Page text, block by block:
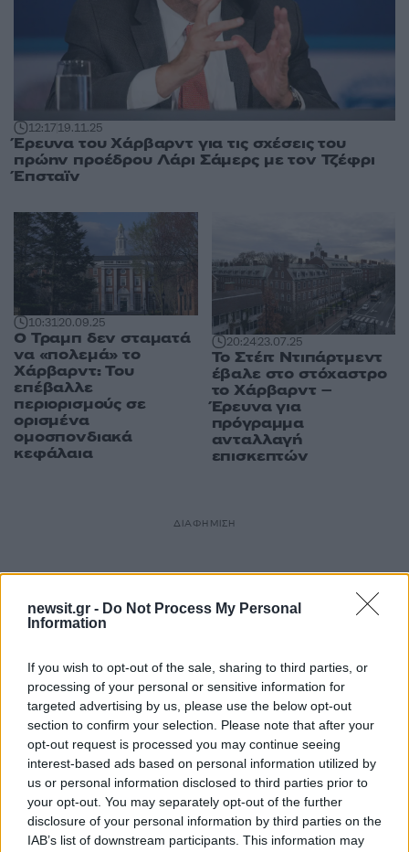
newsit.gr - Do Not Process My Personal
Information
If you wish to opt-out of the sale, sharing to third parties, or
processing of your personal or sensitive information for
targeted advertising by us, please use the below opt-out
section to confirm your selection. Please note that after your
opt-out request is processed you may continue seeing
interest-based ads based on personal information utilized by
us or personal information disclosed to third parties prior to
your opt-out. You may separately opt-out of the further
disclosure of your personal information by third parties on the
IAB’s list of downstream participants. This information may
12:1719.11.25
Έρευνα του Χάρβαρντ για τις σχέσεις του
πρώην προέδρου Λάρι Σάμερς με τον Τζέφρι
Έπσταϊν
10:3120.09.25
Ο Τραμπ δεν σταματά
να «πολεμά» το
Χάρβαρντ: Του
επέβαλλε
περιορισμούς σε
ορισμένα
ομοσπονδιακά
κεφάλαια
20:2423.07.25
Το Στέιτ Ντιπάρτμεντ
έβαλε στο στόχαστρο
το Χάρβαρντ –
Έρευνα για
πρόγραμμα
ανταλλαγή
επισκεπτών
ΔΙΑΦΗΜΙΣΗ